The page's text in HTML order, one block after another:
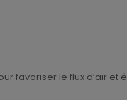
favoriser le flux d’air et